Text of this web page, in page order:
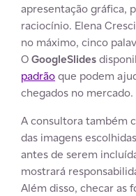
apresentação gráfica,
raciocínio. Elena
no máximo, cinco
OGoogleSlides
padrãoque podem
chegados no mercado.
A consultora também
das imagens
antes de serem
mostrará
Além disso, checar as